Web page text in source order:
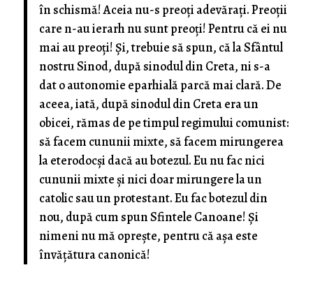
în schismă! Aceia nu-s preoţi adevăraţi. Preoţii
care n-au ierarh nu sunt preoţi! Pentru că ei nu
mai au preoţi! Şi, trebuie să spun, că la Sfântul
nostru Sinod, după sinodul din Creta, ni s-a
dat o autonomie eparhială parcă mai clară. De
aceea, iată, după sinodul din Creta era un
obicei, rămas de pe timpul regimului comunist:
să facem cununii mixte, să facem mirungerea
la eterodocşi dacă au botezul. Eu nu fac nici
cununii mixte şi nici doar mirungere la un
catolic sau un protestant. Eu fac botezul din
nou, după cum spun Sfintele Canoane! Şi
nimeni nu mă opreşte, pentru că aşa este
învăţătura canonică!